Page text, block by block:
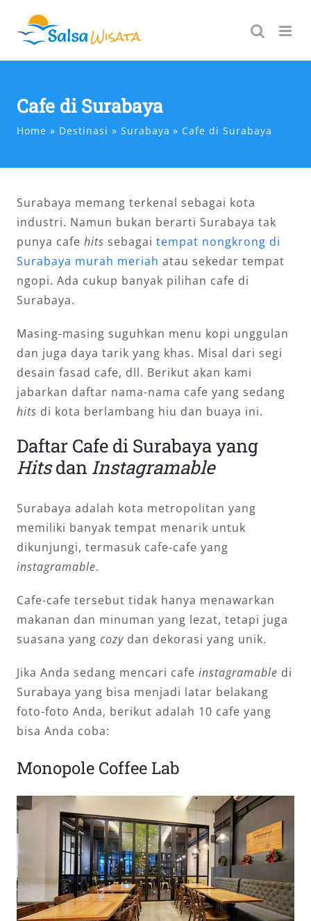
content
Cafe di Surabaya
Home Destinasi Surabaya Cafe di Surabaya
Surabaya memang terkenal sebagai kota
industri. Namun bukan berarti Surabaya tak
punya cafe hits sebagai tempat nongkrong di
Surabaya murah meriah atau sekedar tempat
ngopi. Ada cukup banyak pilihan cafe di
Surabaya.
Masing-masing suguhkan menu kopi unggulan
dan juga daya tarik yang khas. Misal dari segi
desain fasad cafe, dll. Berikut akan kami
jabarkan daftar nama-nama cafe yang sedang
hits di kota berlambang hiu dan buaya ini.
Daftar Cafe di Surabaya yang
Hitsdan Instagramable
Surabaya adalah kota metropolitan yang
memiliki banyak tempat menarik untuk
dikunjungi, termasuk cafe-cafe yang
instagramable.
Cafe-cafe tersebut tidak hanya menawarkan
makanan dan minuman yang lezat, tetapi juga
suasana yang cozy dan dekorasi yang unik.
Jika Anda sedang mencari cafe instagramable di
Surabaya yang bisa menjadi latar belakang
foto-foto Anda, berikut adalah 10 cafe yang
bisa Anda coba:
Monopole Coffee Lab